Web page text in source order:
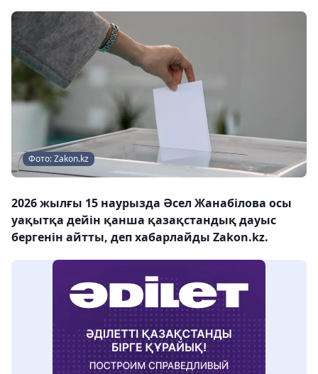
Фото: Zakon.kz
2026 жылғы 15 наурызда Әсел Жанабілова осы
уақытқа дейін қанша қазақстандық дауыс
бергенін айтты, деп хабарлайды Zakon.kz.